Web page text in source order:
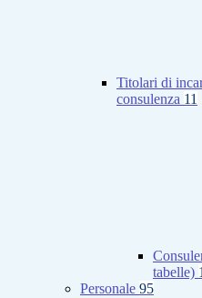
Titolari di
consulenza 11
tabelle)
Personale 95